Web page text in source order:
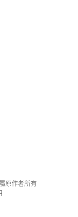
原作者所有